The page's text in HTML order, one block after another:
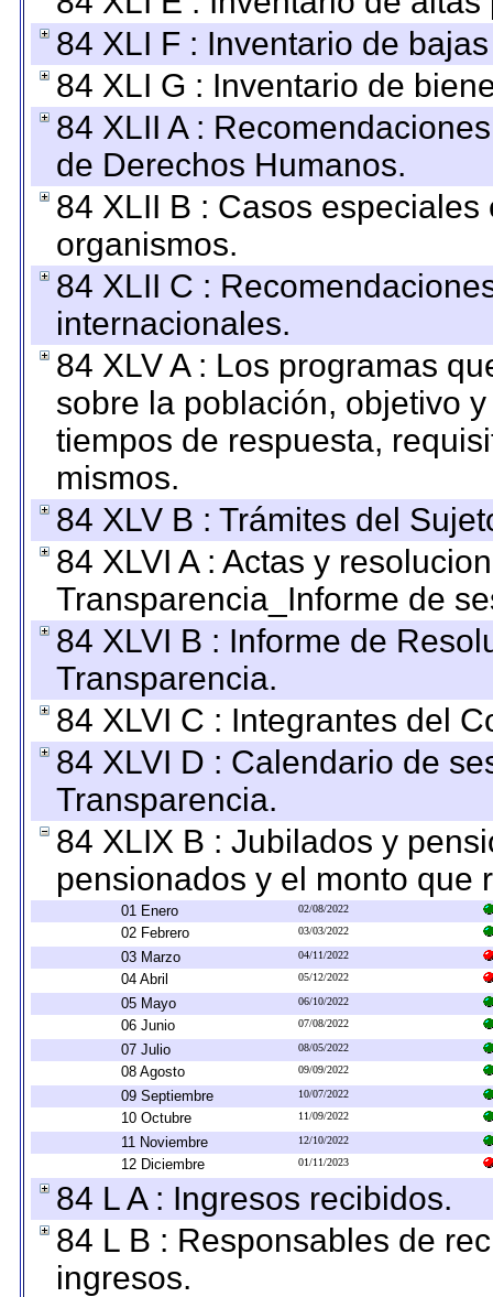
84 XLI F : Inventario de
84 XLI G : Inventario de
84 XLII A :
de Derechos Humanos.
84 XLII B : Casos
organismos.
84 XLII C :
internacionales.
84 XLV A : Los programas
sobre la población, objetivo
tiempos de respuesta,
mismos.
84 XLV B : Trámites del
84 XLVI A : Actas y
Transparencia_Informe de
84 XLVI B : Informe de
Transparencia.
84 XLVI C : Integrantes del
84 XLVI D : Calendario de
Transparencia.
84 XLIX B : Jubilados y
pensionados y el monto que
01 Enero 02/08/2022
02 Febrero 03/03/2022
03 Marzo 04/11/2022
04 Abril 05/12/2022
05 Mayo 06/10/2022
06 Junio 07/08/2022
07 Julio 08/05/2022
08 Agosto 09/09/2022
09 Septiembre 10/07/2022
10 Octubre 11/09/2022
11 Noviembre 12/10/2022
12 Diciembre 01/11/2023
84 L A : Ingresos recibidos.
84 L B : Responsables de
ingresos.